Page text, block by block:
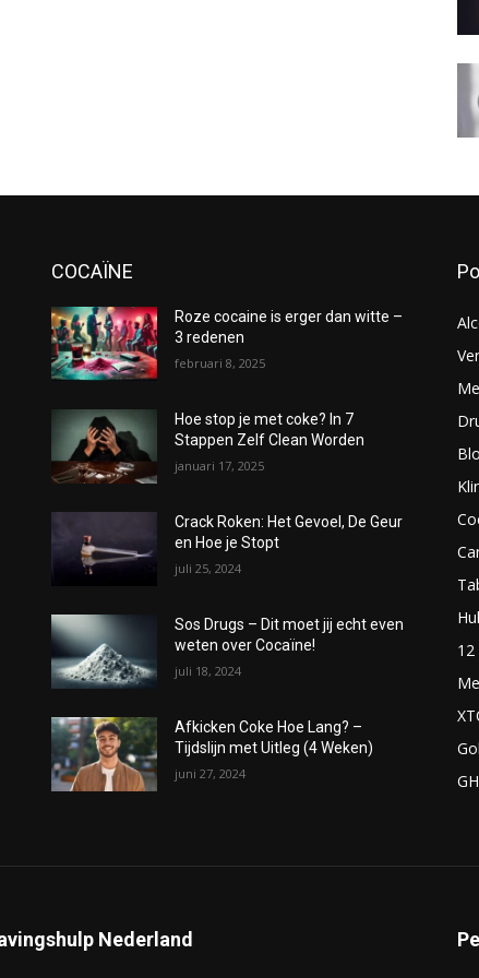
COCAÏNE
Roze cocaine is erger dan witte –
3 redenen
februari 8, 2025
Hoe stop je met coke? In 7
Stappen Zelf Clean Worden
januari 17, 2025
Crack Roken: Het Gevoel, De Geur
en Hoe je Stopt
juli 25, 2024
Sos Drugs – Dit moet jij echt even
weten over Cocaïne!
juli 18, 2024
Afkicken Coke Hoe Lang? –
Tijdslijn met Uitleg (4 Weken)
juni 27, 2024
12
Nederland